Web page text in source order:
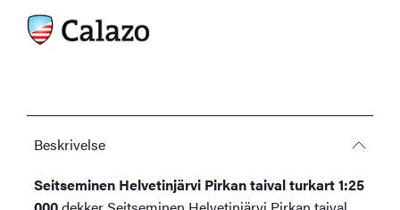
Beskrivelse
Seitseminen Helvetinjärvi Pirkan taival turkart 1:25